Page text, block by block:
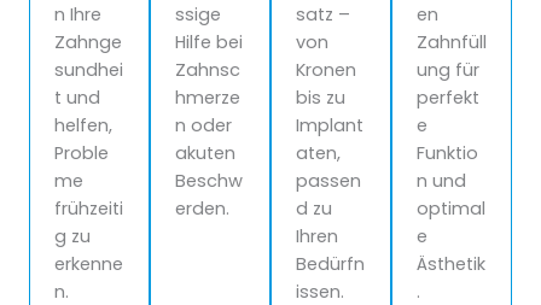
n Ihre
Zahnge
sundhei
t und
helfen,
Proble
me
frühzeiti
g zu
erkenne
n.
ssige
Hilfe bei
Zahnsc
hmerze
n oder
akuten
Beschw
erden.
satz –
von
Kronen
bis zu
Implant
aten,
passen
d zu
Ihren
Bedürfn
issen.
en
Zahnfüll
ung für
perfekt
e
Funktio
n und
optimal
e
Ästhetik
.